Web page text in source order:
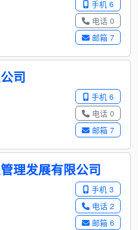
手机 6
电话 0
邮箱 7
司
手机 6
电话 0
邮箱 7
理发展有限公司
手机 3
电话 2
邮箱 6